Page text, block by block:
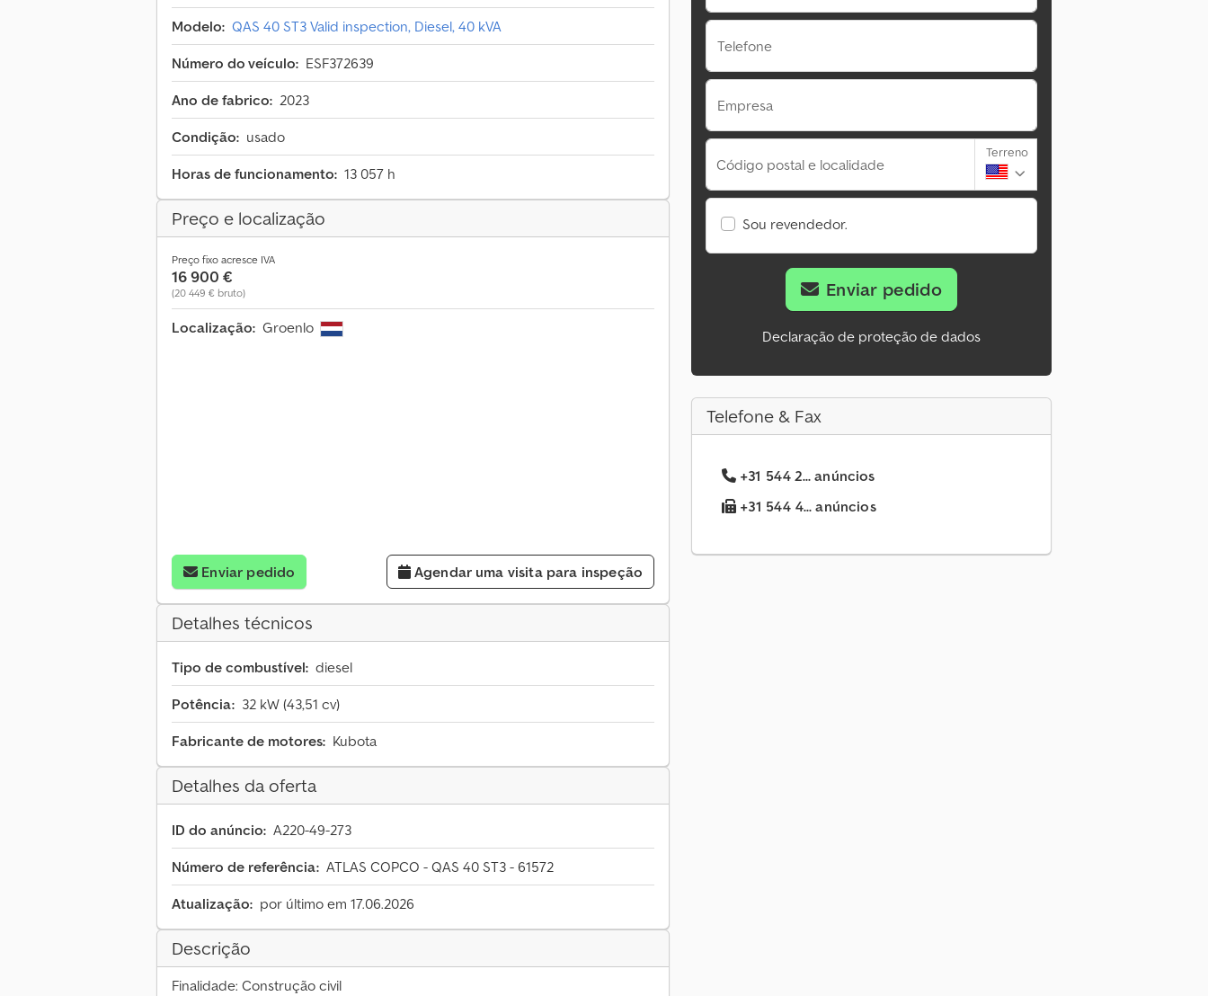
Modelo: QAS 40 ST3 Valid inspection, Diesel, 40 kVA
Número do veículo: ESF372639
Ano de fabrico: 2023
Condição: usado
Horas de funcionamento: 13 057 h
Preço e localização
Preço fixo acresce IVA
16 900 €
(20 449 € bruto)
Localização: Groenlo
Enviar pedido Agendar uma visita para inspeção
Detalhes técnicos
Tipo de combustível: diesel
Potência: 32 kW (43,51 cv)
Fabricante de motores: Kubota
Detalhes da oferta
ID do anúncio: A220-49-273
Número de referência: ATLAS COPCO - QAS 40 ST3 - 61572
Atualização: por último em 17.06.2026
Descrição
Finalidade: Construção civil
Telefone
Empresa
Código postal e localidade
Terreno
Sou revendedor.
Enviar pedido
Declaração de proteção de dados
Telefone & Fax
+31 544 2... anúncios
+31 544 4... anúncios